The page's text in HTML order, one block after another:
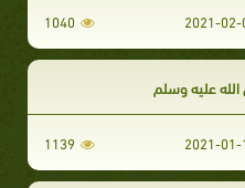
1040
عليه وسلم
1139